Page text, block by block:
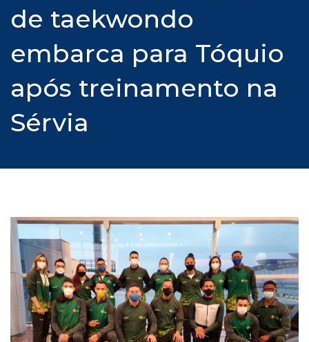
de taekwondo
embarca para Tóquio
após treinamento na
Sérvia